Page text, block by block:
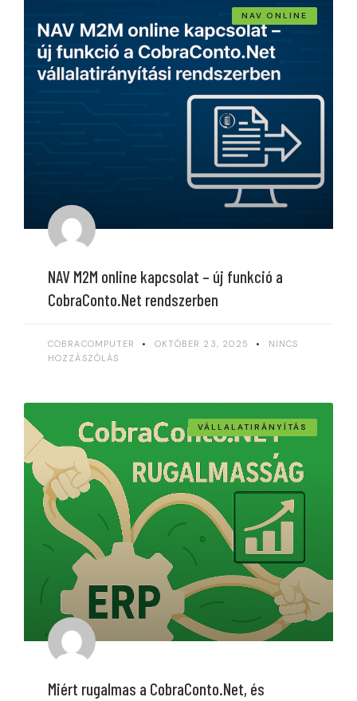
NAV ONLINE
NAV M2M online kapcsolat – új funkció a
CobraConto.Net rendszerben
COBRACOMPUTER OKTÓBER 23, 2025
NINCS
HOZZÁSZÓLÁS
VÁLLALATIRÁNYÍTÁS
Miért rugalmas a CobraConto.Net, és